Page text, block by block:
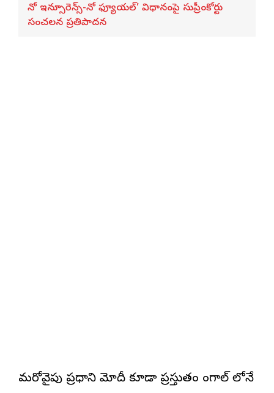
నో ఇన్సూరెన్స్-నో ఫ్యూయల్’ విధానంపై సుప్రీంకోర్టు
సంచలన ప్రతిపాదన
మరోవైపు ప్రధాని మోదీ కూడా ప్రస్తుతం బెంగాల్ లోనే